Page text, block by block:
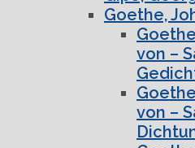
Goethe,
von –
von –